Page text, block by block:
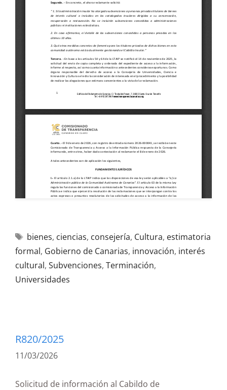
bienes, ciencias, consejería, Cultura, estimatoria
formal, Gobierno de Canarias, innovación, interés
cultural, Subvenciones, Terminación,
Universidades
R820/2025
11/03/2026
Solicitud de información al Cabildo de